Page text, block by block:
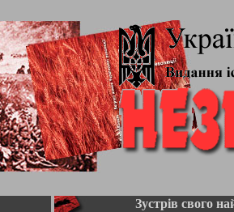
Зустрів свого